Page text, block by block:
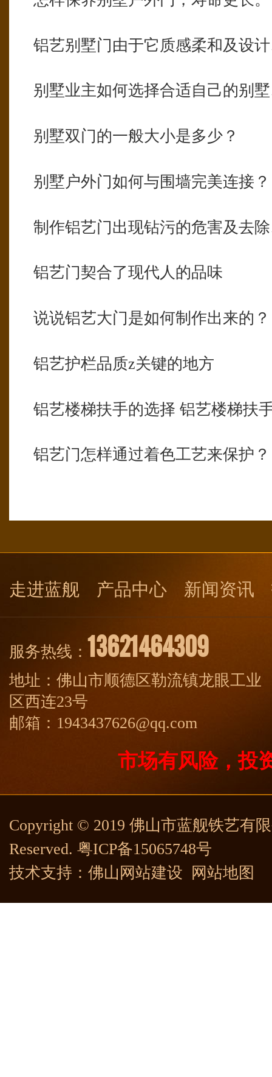
铝艺别墅门由于它质感柔和及设
别墅业主如何选择合适自己的别
别墅双门的一般大小是多少？
别墅户外门如何与围墙完美连接？
制作铝艺门出现钻污的危害及去
铝艺门契合了现代人的品味
说说铝艺大门是如何制作出来的？
铝艺护栏品质z关键的地方
铝艺楼梯扶手的选择 铝艺楼梯扶
铝艺门怎样通过着色工艺来保护？
走进蓝舰 产品中心 新闻资讯
服务热线： 13621464309
地址：佛山市顺德区勒流镇龙眼工业
区西连23号
邮箱：1943437626@qq.com
市场有风险，投
Copyright © 2019 佛山市蓝舰铁艺有
Reserved. 粤ICP备15065748号
技术支持： 佛山网站建设 网站地图